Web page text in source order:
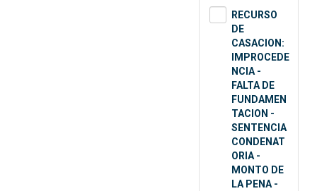
RECURSO
DE
CASACION:
IMPROCEDE
NCIA -
FALTA DE
FUNDAMEN
TACION -
SENTENCIA
CONDENAT
ORIA -
MONTO DE
LA PENA -